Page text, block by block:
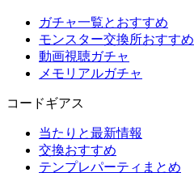
ガチャ一覧とおすすめ
モンスター交換所おすすめ
動画視聴ガチャ
メモリアルガチャ
コードギアス
当たりと最新情報
交換おすすめ
テンプレパーティまとめ